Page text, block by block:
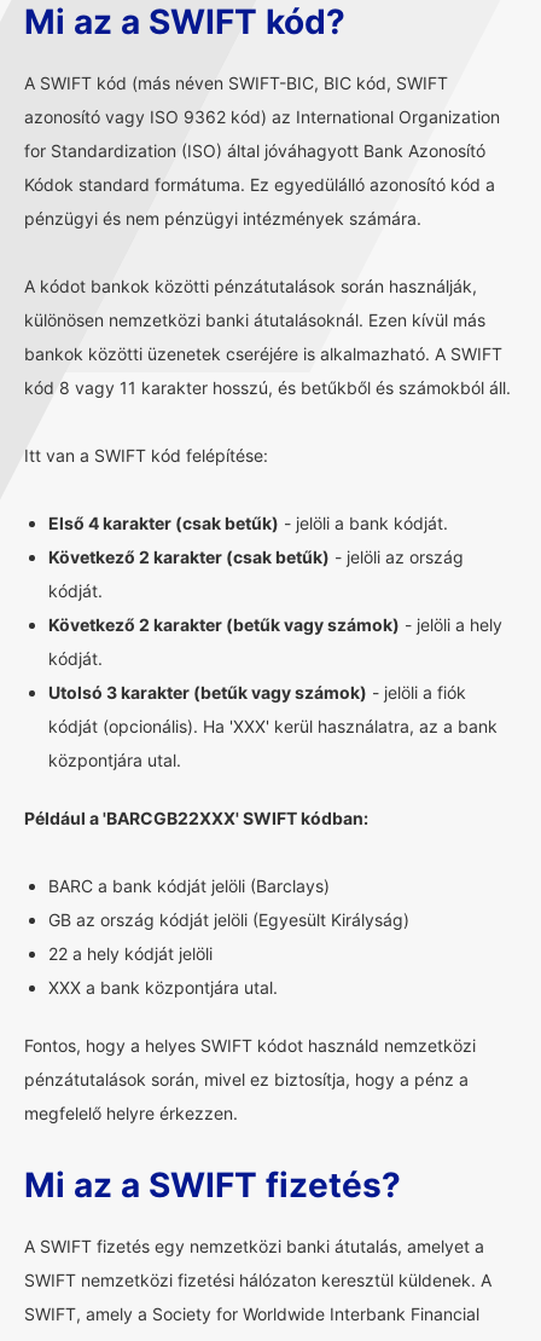
Mi az a SWIFT kód?
A SWIFT kód (más néven SWIFT-BIC, BIC kód, SWIFT
azonosító vagy ISO 9362 kód) az International Organization
for Standardization (ISO) által jóváhagyott Bank Azonosító
Kódok standard formátuma. Ez egyedülálló azonosító kód a
pénzügyi és nem pénzügyi intézmények számára.
A kódot bankok közötti pénzátutalások során használják,
különösen nemzetközi banki átutalásoknál. Ezen kívül más
bankok közötti üzenetek cseréjére is alkalmazható. A SWIFT
kód 8 vagy 11 karakter hosszú, és betűkből és számokból áll.
Itt van a SWIFT kód felépítése:
Első 4 karakter (csak betűk) - jelöli a bank kódját.
Következő 2 karakter (csak betűk) - jelöli az ország
kódját.
Következő 2 karakter (betűk vagy számok) - jelöli a hely
kódját.
Utolsó 3 karakter (betűk vagy számok) - jelöli a fiók
kódját (opcionális). Ha 'XXX' kerül használatra, az a bank
központjára utal.
Például a 'BARCGB22XXX' SWIFT kódban:
BARC a bank kódját jelöli (Barclays)
GB az ország kódját jelöli (Egyesült Királyság)
22 a hely kódját jelöli
XXX a bank központjára utal.
Fontos, hogy a helyes SWIFT kódot használd nemzetközi
pénzátutalások során, mivel ez biztosítja, hogy a pénz a
megfelelő helyre érkezzen.
Mi az a SWIFT fizetés?
A SWIFT fizetés egy nemzetközi banki átutalás, amelyet a
SWIFT nemzetközi fizetési hálózaton keresztül küldenek. A
SWIFT, amely a Society for Worldwide Interbank Financial